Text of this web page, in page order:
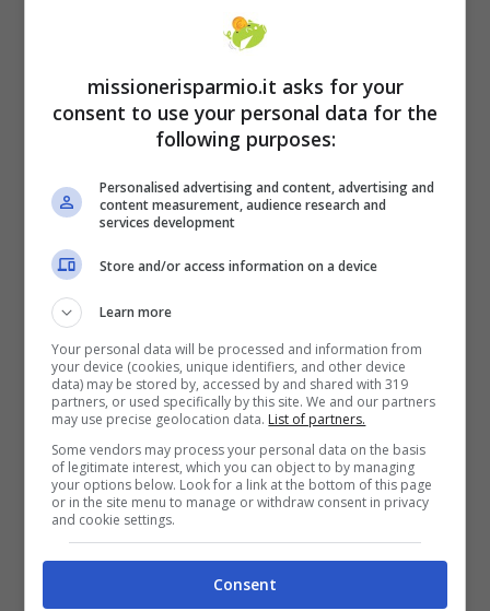
complesso immobiliare. Le aste verranno
da una o più unità comprensive di eventuali
pertinenze e accessori. Gli immobili verranno
messi in vendita a corpo, nello stato di fatto,
di diritto, di manutenzione e di consistenza in
cui si trovano, con ogni pertinenza di
proprietà, impianti esistenti, servitù attive e
passive ove esistenti.
Leggi anche:In pensione 10 anni prima e
riuscirci
missionerisparmio.it asks for your
consent to use your personal data for the
following purposes:
Personalised advertising and content, advertising and
content measurement, audience research and
services development
Store and/or access information on a device
Learn more
Your personal data will be processed and information from
your device (cookies, unique identifiers, and other device
data) may be stored by, accessed by and shared with 319
partners, or used specifically by this site. We and our partners
may use precise geolocation data. List of partners.
Some vendors may process your personal data on the basis
of legitimate interest, which you can object to by managing
your options below. Look for a link at the bottom of this page
or in the site menu to manage or withdraw consent in privacy
and cookie settings.
Consent